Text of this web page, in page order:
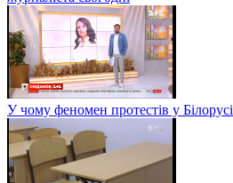
У чому феномен протестів у